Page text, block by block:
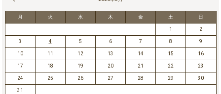
月 火 水 木 金 土 日
1 2
3 4 5 6 7 8 9
10 11 12 13 14 15 16
17 18 19 20 21 22 23
24 25 26 27 28 29 30
31